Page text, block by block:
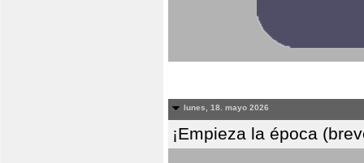
lunes, 18. mayo 2026
¡Empieza la época